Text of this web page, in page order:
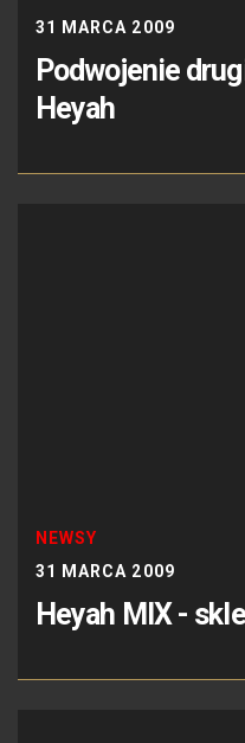
31 MARCA 2009
Podwojenie
Heyah
NEWSY
31 MARCA 2009
Heyah MIX -